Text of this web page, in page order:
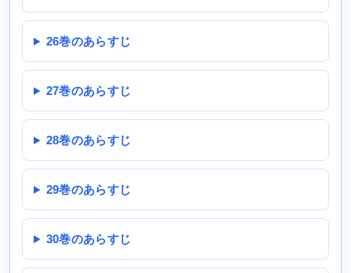
26巻のあらすじ
27巻のあらすじ
28巻のあらすじ
29巻のあらすじ
30巻のあらすじ